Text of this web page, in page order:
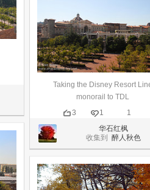
Taking the Disney Resort
monorail to TDL
3
1
1
华石红枫
收集到醉人秋色